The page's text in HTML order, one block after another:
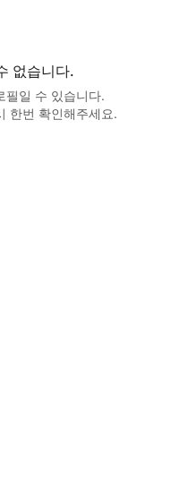
없습니다.
필일 수 있습니다.
한번 확인해주세요.